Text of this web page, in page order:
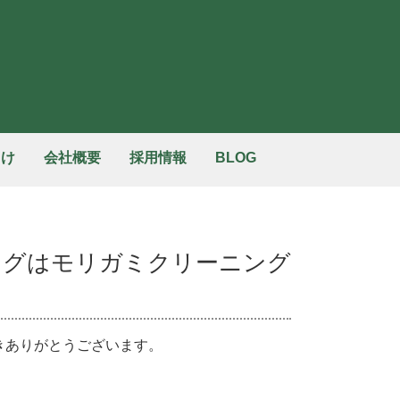
会社概要 採用情報 BLOG
はモリガミクリーニング
りがとうございます。